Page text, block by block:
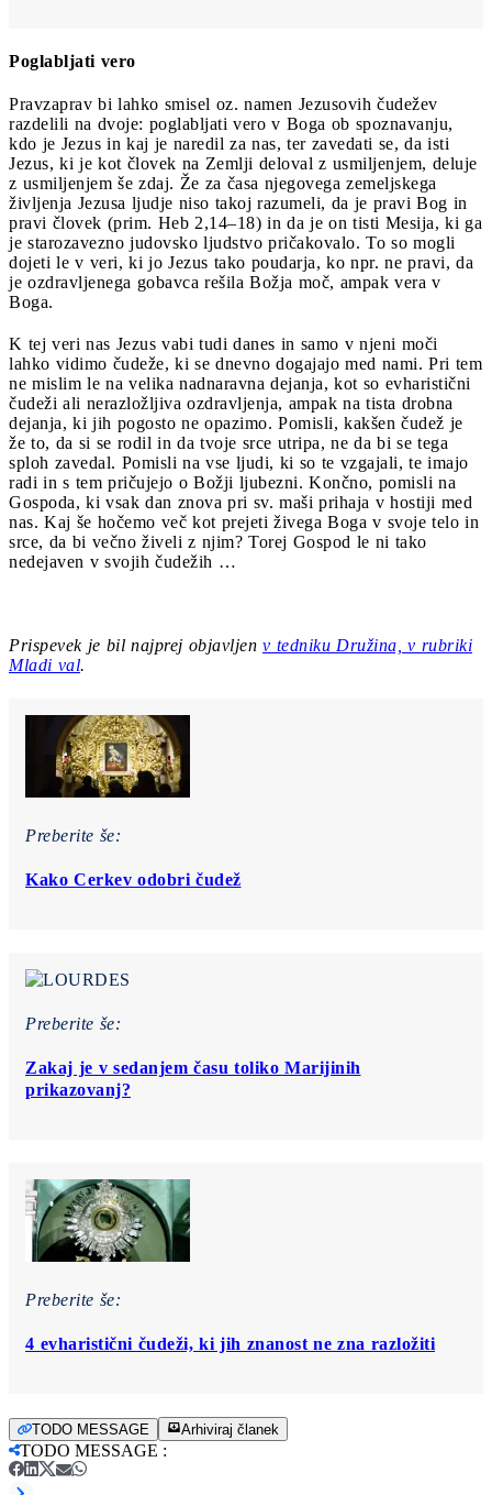
Poglabljati vero
Pravzaprav bi lahko smisel oz. namen Jezusovih čudežev
razdelili na dvoje: poglab­ljati vero v Boga ob spoznavanju,
kdo je Jezus in kaj je naredil za nas, ter zavedati se, da isti
Jezus, ki je kot človek na Zemlji deloval z usmiljenjem, deluje
z usmiljenjem še zdaj. Že za časa njegovega zemeljskega
življenja Jezusa ljudje niso takoj razumeli, da je pravi Bog in
pravi človek (prim. Heb 2,14–18) in da je on tisti Mesija, ki ga
je starozavezno judovsko ljudstvo pričakovalo. To so mogli
dojeti le v veri, ki jo Jezus tako poudarja, ko npr. ne pravi, da
je ozdravljenega gobavca rešila Božja moč, ampak vera v
Boga.
K tej veri nas Jezus vabi tudi danes in samo v njeni moči
lahko vidimo čudeže, ki se dnevno dogajajo med nami. Pri tem
ne mislim le na velika nadnaravna dejanja, kot so evharistični
čudeži ali nerazložljiva ozdravljenja, ampak na tista drobna
dejanja, ki jih pogosto ne opazimo. Pomisli, kakšen čudež je
že to, da si se rodil in da tvoje srce utripa, ne da bi se tega
sploh zavedal. Pomisli na vse ljudi, ki so te vzgajali, te imajo
radi in s tem pričujejo o Božji ljubezni. Končno, pomisli na
Gospoda, ki vsak dan znova pri sv. maši prihaja v hostiji med
nas. Kaj še hočemo več kot prejeti živega Boga v svoje telo in
srce, da bi večno živeli z njim? Torej Gospod le ni tako
nedejaven v svojih čudežih …
Prispevek je bil najprej objavljen v tedniku Družina, v rubriki
Mladi val.
Preberite še:
Kako Cerkev odobri čudež
Preberite še:
Zakaj je v sedanjem času toliko Marijinih
prikazovanj?
Preberite še:
4 evharistični čudeži, ki jih znanost ne zna razložiti
TODO MESSAGE Arhiviraj članek
TODO MESSAGE :